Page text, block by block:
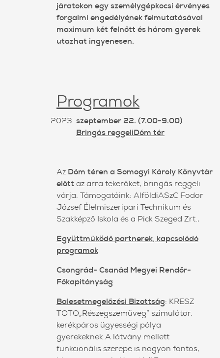
járatokon egy személygépkocsi érvényes
forgalmi engedélyének felmutatásával
maximum két felnőtt és három gyerek
utazhat ingyenesen.
Programok
szeptember 22. (7.00-9.00)
Bringás reggeliDóm tér
Az Dóm téren a Somogyi Károly Könyvtár
előtt az arra tekerőket, bringás reggeli
várja. Támogatóink: AlföldiASzC Fodor
József Élelmiszeripari Technikum és
Szakképző Iskola és a Pick Szeged Zrt.,
Együttműködő partnerek, kapcsolódó
programok
Csongrád- Csanád Megyei Rendőr-
Főkapitányság
Balesetmegelőzési Bizottság: KRESZ
TOTO„Részegszemüveg” szimulátor,
kerékpáros ügyességi pálya
gyerekeknek.A látvány mellett
funkcionális szerepe is nagyon fontos,